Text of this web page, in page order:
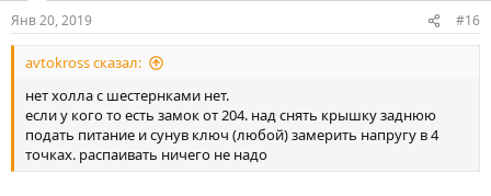
в
в
т
ь
з
а
в
ь
п
р
Янв 20, 2019 #16
avtokross сказал:
нет холла с шестернками нет.
если у кого то есть замок от 204. над снять крышку заднюю
подать питание и сунув ключ (любой) замерить напругу в 4
точках. распаивать ничего не надо